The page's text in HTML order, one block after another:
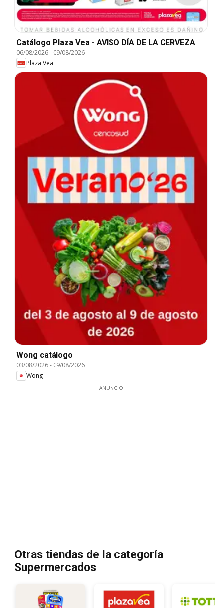
Catálogo Plaza Vea - AVISO DÍA DE LA CERVEZA
06/08/2026- 09/08/2026
Plaza Vea
Wong catálogo
03/08/2026- 09/08/2026
Wong
ANUNCIO
Otras tiendas de la categoría
Supermercados